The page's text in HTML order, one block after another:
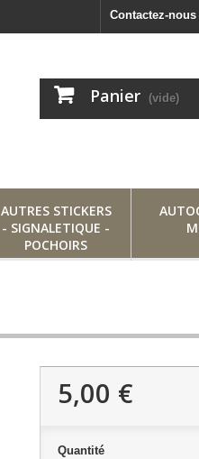
Contactez-nous
Panier (vide)
AUTRES STICKERS
- SIGNALETIQUE -
POCHOIRS
5,00 €
Quantité